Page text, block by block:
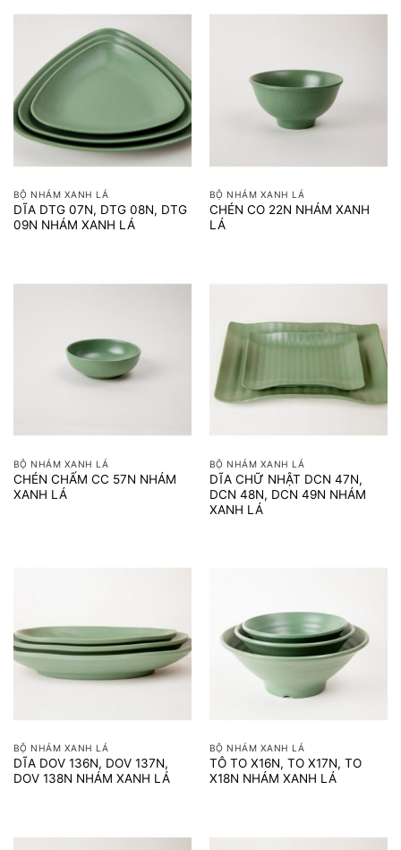
BỘ NHÁM XANH LÁ
DĨA DTG 07N, DTG 08N, DTG
09N NHÁM XANH LÁ
BỘ NHÁM XANH LÁ
CHÉN CO 22N NHÁM XANH
LÁ
BỘ NHÁM XANH LÁ
CHÉN CHẤM CC 57N NHÁM
XANH LÁ
BỘ NHÁM XANH LÁ
DĨA CHỮ NHẬT DCN 47N,
DCN 48N, DCN 49N NHÁM
XANH LÁ
BỘ NHÁM XANH LÁ
DĨA DOV 136N, DOV 137N,
DOV 138N NHÁM XANH LÁ
BỘ NHÁM XANH LÁ
TÔ TO X16N, TO X17N, TO
X18N NHÁM XANH LÁ